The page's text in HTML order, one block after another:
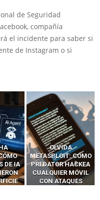
de Seguridad
compañía
el incidente para saber si
de Instagram o si
CÓMO
CÓMO LOS HACKERS
INTERCEPTAN OTPS
Y LLAMADAS
MÓVILES SIN
‘HACKEAR’ — EL